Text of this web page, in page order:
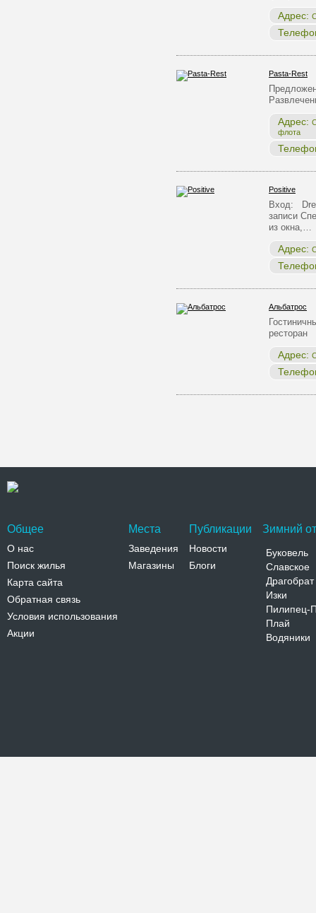
Адрес:
Pasta-Rest
Адрес:
флота
Positive
Вход:
записи
из окна,…
Адрес:
Альбатрос
ресторан
Адрес:
Общее
О нас
Поиск жилья
Карта сайта
Обратная связь
Условия использования
Акции
Места
Заведения
Магазины
Публикации
Новости
Блоги
Зимний
Буковель
Славское
Драгобрат
Изки
Пилипец-
Плай
Водяники